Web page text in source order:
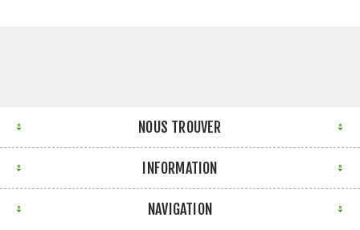
NOUS TROUVER
INFORMATION
NAVIGATION